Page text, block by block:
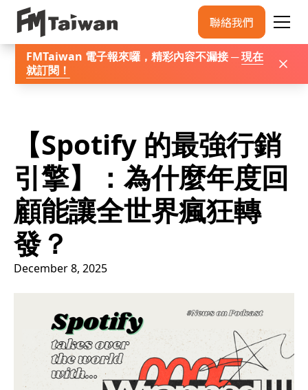
聯絡我們
FMTaiwan 電子報來囉，精彩內容不漏接 ─現在
就訂閱 ！
【Spotify 的最強行銷
引擎】：為什麼年度回
顧能讓全世界瘋狂轉
發？
December 8, 2025